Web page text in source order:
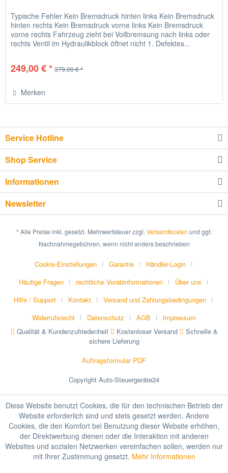
Typische Fehler Kein Bremsdruck hinten links Kein Bremsdruck
hinten rechts Kein Bremsdruck vorne links Kein Bremsdruck
vorne rechts Fahrzeug zieht bei Vollbremsung nach links oder
rechts Ventil im Hydraulikblock öffnet nicht 1. Defektes...
249,00 € * 379,00 € *
Merken
Service Hotline
Shop Service
Informationen
Newsletter
* Alle Preise inkl. gesetzl. Mehrwertsteuer zzgl. Versandkosten und ggf.
Nachnahmegebühren, wenn nicht anders beschrieben
Cookie-Einstellungen Garantie
Händler-Login
Häufige Fragen
rechtliche Vorabinformationen
Über uns
Hilfe / Support
Kontakt
Versand und Zahlungsbedingungen
Widerrufsrecht
Datenschutz AGB
Impressum
Qualität & Kundenzufriedenheit
Kostenloser Versand
Schnelle &
sichere Lieferung
Auftragsformular PDF
Copyright Auto-Steuergeräte24
Diese Website benutzt Cookies, die für den technischen Betrieb der
Website erforderlich sind und stets gesetzt werden. Andere
Cookies, die den Komfort bei Benutzung dieser Website erhöhen,
der Direktwerbung dienen oder die Interaktion mit anderen
Websites und sozialen Netzwerken vereinfachen sollen, werden nur
mit Ihrer Zustimmung gesetzt. Mehr Informationen